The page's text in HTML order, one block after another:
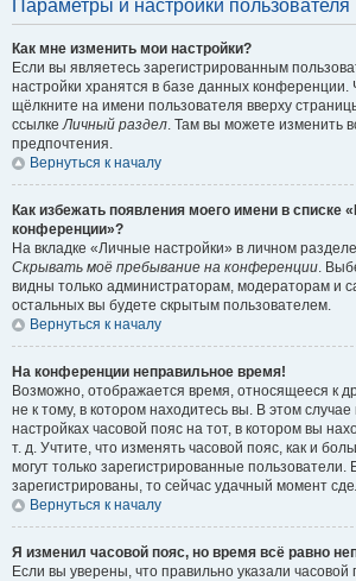
Параметры и настройки пользователя
Как мне изменить мои настройки?
Если вы являетесь зарегистрированным
настройки хранятся в базе данных конференции.
щёлкните на имени пользователя вверху
ссылкеЛичный раздел. Там вы можете изменить
предпочтения.
Вернуться к началу
Как избежать появления моего имени в списке
конференции»?
На вкладке «Личные настройки» в личном
Скрывать моё пребывание на конференции.
видны только администраторам, модераторам и
остальных вы будете скрытым пользователем.
Вернуться к началу
На конференции неправильное время!
Возможно, отображается время, относящееся к
не к тому, в котором находитесь вы. В этом
настройках часовой пояс на тот, в котором вы
т. д. Учтите, что изменять часовой пояс, как и
могут только зарегистрированные пользователи.
зарегистрированы, то сейчас удачный момент
Вернуться к началу
Я изменил часовой пояс, но время всё равно
Если вы уверены, что правильно указали часовой